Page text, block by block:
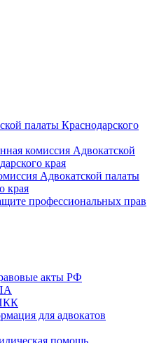
палаты Краснодарского
комиссия Адвокатской
края
Адвокатской палаты
края
профессиональных прав
акты РФ
для адвокатов
помощь